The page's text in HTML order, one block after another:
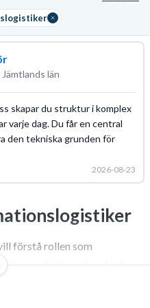
Rollen kräver en
eller systemvetenskap
WMS och ERP fungerar
län
skapar du struktur i komplex
varje dag. Du får en central
den tekniska grunden för
2026-08-23
förstå rollen som
arbetsmarknad och